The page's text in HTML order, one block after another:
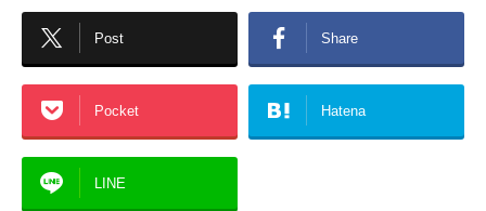
Post Share
Pocket Hatena
LINE